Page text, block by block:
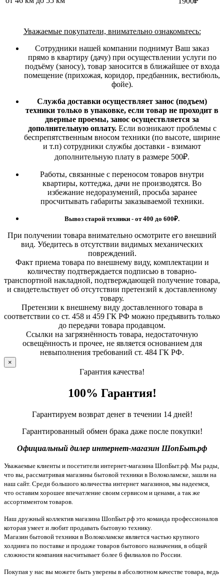
Уважаемые покупатели, внимательно ознакомьтесь:
Сотрудники нашей компании поднимут Ваш заказ
прямо в квартиру (дачу) при осуществлении услуги по
подъёму (заносу), товар заносится в ближайшее от входа
помещение (прихожая, коридор, предбанник, вестибюль,
фойе).
Служба доставки осуществляет занос (подъем)
техники только в упаковке, если товар не проходит в
дверные проемы, занос осуществляется за
дополнительную оплату. Если возникают проблемы с
беспрепятственным вносом техники (по высоте, ширине
и т.п) сотрудники службы доставки - взимают
дополнительную плату в размере 500₽.
Работы, связанные с переносом товаров внутри
квартиры, коттеджа, дачи не производятся. Во
избежание недоразумений, просьба заранее
просчитывать габариты заказываемой техники.
Вывоз старой техники - от 400 до 600₽.
При получении товара внимательно осмотрите его внешний
вид. Убедитесь в отсутствии видимых механических
повреждений.
Факт приема товара по внешнему виду, комплектации и
количеству подтверждается подписью в товарно-
транспортной накладной, подтверждающей получение товара,
и свидетельствует об отсутствии претензий к доставленному
товару.
Претензии к внешнему виду доставленного товара в
соответствии со ст. 458 и 459 ГК РФ можно предъявить только
до передачи товара продавцом.
Ссылки на загрязнённость товара, недостаточную
освещённость и прочее, не является основанием для
невыполнения требований ст. 484 ГК РФ.
×
Гарантия качества!
100% Гарантия!
Гарантируем возврат денег в течении 14 дней!
Гарантированный обмен брака даже после покупки!
Официальный дилер интернет-магазин ШопБыт.рф
Уважаемые клиенты и посетители интернет-магазина ШопБыт.рф. Мы рады,
что вы, рассматривая магазины бытовой техники в Волоколамске, зашли на
наш сайт. Среди большого количества интернет магазинов, мы надеемся,
что оставим хорошее впечатление своим сервисом и ценами, а так же
ассортиментом товаров.
Наш дружный коллектив магазина ШопБыт.рф это команда профессионалов
которая умеет и любит продавать бытовую технику.
Магазин бытовой техники в Волоколамске является частью крупного
холдинга по поставке и продаже товаров бытового назначения, в общей
сложности компания насчитывает более 6 филиалов по России.
Покупая у нас вы можете быть уверены в абсолютном качестве товара, ведь